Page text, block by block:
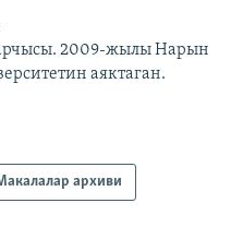
2009-жылы Нарын
аяктаган.
архиви